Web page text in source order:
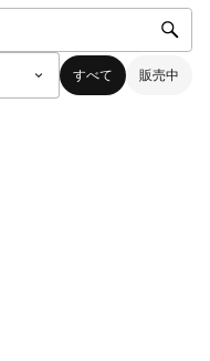
すべて 販売中